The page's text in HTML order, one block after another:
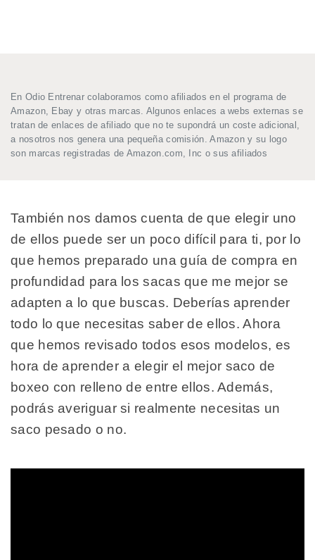
En Odio Entrenar colaboramos como afiliados en el programa de
Amazon, Ebay y otras marcas. Algunos enlaces a webs externas se
tratan de enlaces de afiliado que no te supondrá un coste adicional,
a nosotros nos genera una pequeña comisión. Amazon y su logo
son marcas registradas de Amazon.com, Inc o sus afiliados
También nos damos cuenta de que elegir uno
de ellos puede ser un poco difícil para ti, por lo
que hemos preparado una guía de compra en
profundidad para los sacas que me mejor se
adapten a lo que buscas. Deberías aprender
todo lo que necesitas saber de ellos. Ahora
que hemos revisado todos esos modelos, es
hora de aprender a elegir el mejor saco de
boxeo con relleno de entre ellos. Además,
podrás averiguar si realmente necesitas un
saco pesado o no.